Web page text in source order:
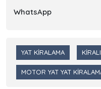
WhatsApp
YAT KIRALAMA
MOTOR YAT YAT